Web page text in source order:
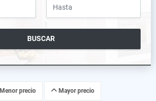
BUSCAR
Menor precio Mayor precio